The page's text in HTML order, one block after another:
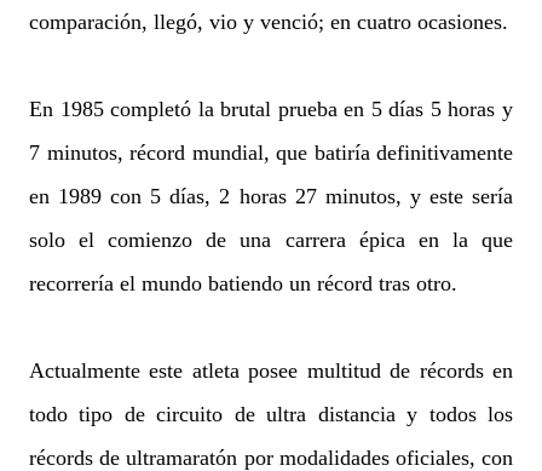
comparación, llegó, vio y venció; en cuatro ocasiones.
En 1985 completó la brutal prueba en 5 días 5 horas y
7 minutos, récord mundial, que batiría definitivamente
en 1989 con 5 días, 2 horas 27 minutos, y este sería
solo el comienzo de una carrera épica en la que
recorrería el mundo batiendo un récord tras otro.
Actualmente este atleta posee multitud de récords en
todo tipo de circuito de ultra distancia y todos los
récords de ultramaratón por modalidades oficiales, con